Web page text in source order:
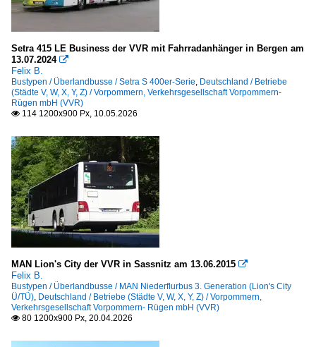
Hybrid (Diesel)
Mercedes-Benz O530 (Citaro Hybrid)
Wasserstoff (Brennstoffzelle)
Arthur H2
Mercedes eCitaro fuell cell
Bustypen
Historische Busse
Ikarus
Kleinbusse
Fiat
Iveco
Mercedes-Benz
2018
2020
2020
2021
2022
2023
2024
2025
2026
Setra 415 LE Business der VVR mit Fahrradanhänger in Bergen am
13.07.2024 
Felix B.
Bustypen / Überlandbusse / Setra S 400er-Serie, Deutschland / Betriebe
(Städte V, W, X, Y, Z) / Vorpommern, Verkehrsgesellschaft Vorpommern-
Rügen mbH (VVR)
 114 1200x900 Px, 10.05.2026
MAN Lion's City der VVR in Sassnitz am 13.06.2015 
Felix B.
Bustypen / Überlandbusse / MAN Niederflurbus 3. Generation (Lion's City
Ü/TÜ), Deutschland / Betriebe (Städte V, W, X, Y, Z) / Vorpommern,
Verkehrsgesellschaft Vorpommern- Rügen mbH (VVR)
 80 1200x900 Px, 20.04.2026